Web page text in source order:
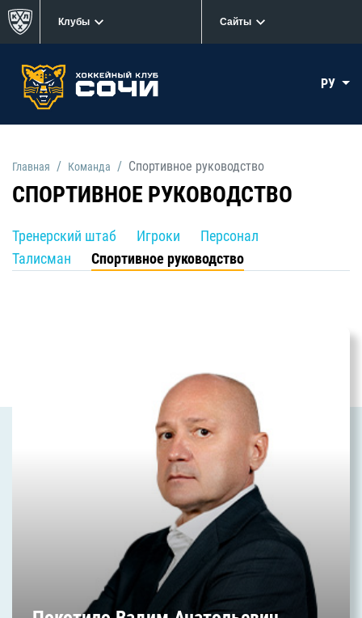
Клубы Сайты
РУ
Главная Кoманда Спортивное руководство
СПОРТИВНОЕ РУКОВОДСТВО
Тренерский штаб Игроки
Персонал
Талисман
Спортивное руководство
Заместитель генерального директора по хоккейным
операциям